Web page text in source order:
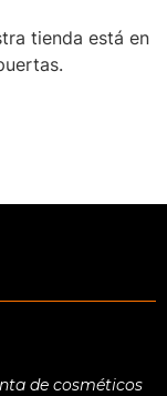
tienda está en
de cosméticos